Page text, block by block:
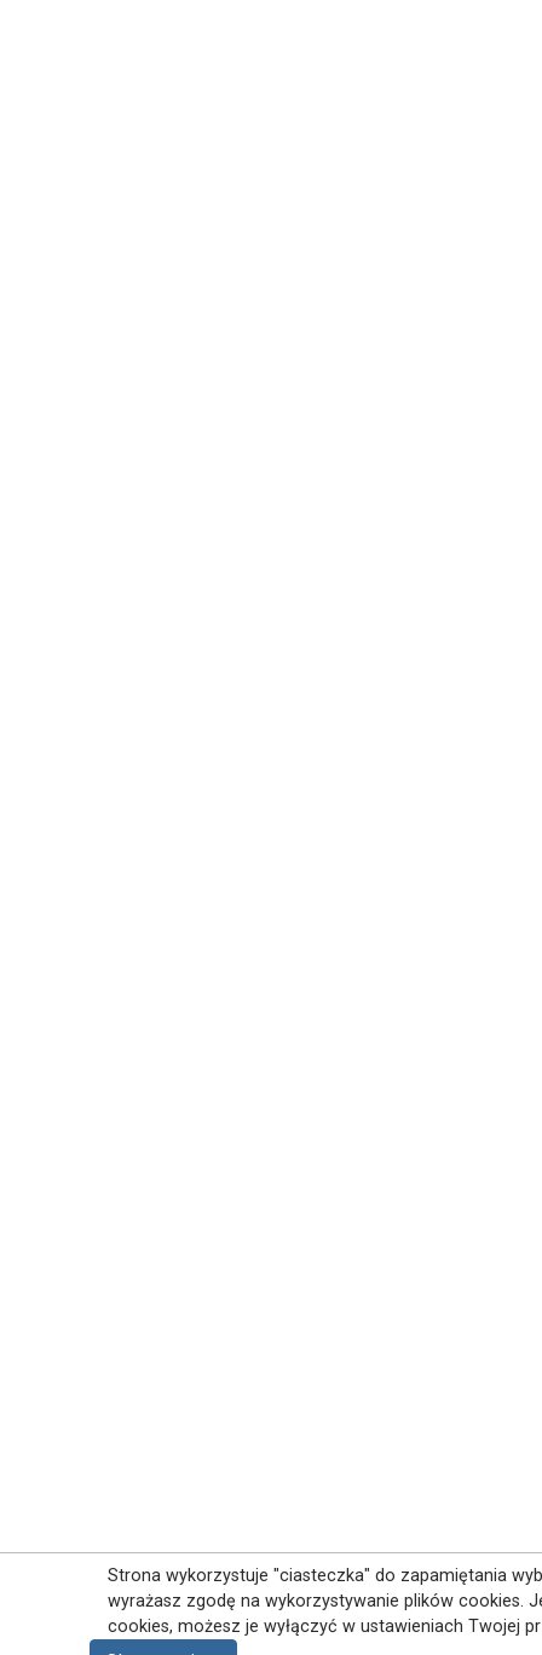
Strona wykorzystuje "ciasteczka" do zapamiętania
wyrażasz zgodę na wykorzystywanie plików cookies.
cookies, możesz je wyłączyć w ustawieniach Twojej